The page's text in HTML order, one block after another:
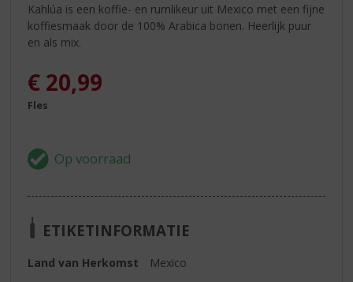
Kahlúa is een koffie- en rumlikeur uit Mexico met een fijne
koffiesmaak door de 100% Arabica bonen. Heerlijk puur
en als mix.
€ 20,99
Fles
ETIKETINFORMATIE
Land van Herkomst
Mexico